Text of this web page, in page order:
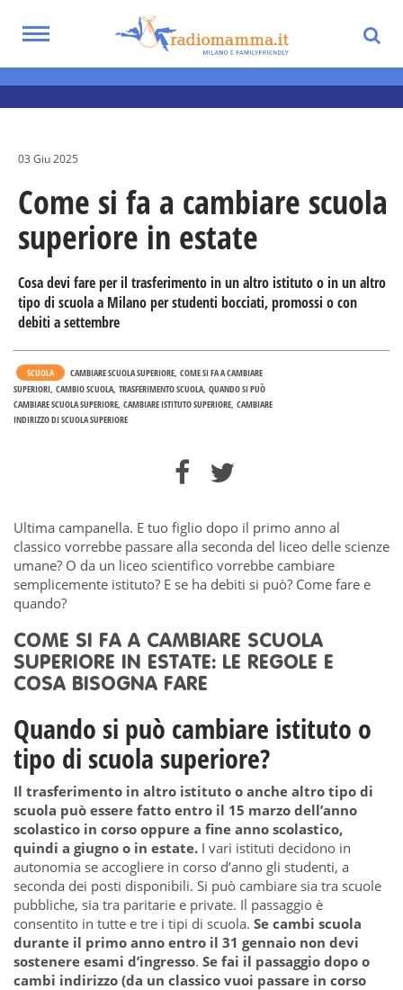
main
Toggle
Notizie utili per i genitori
03 Giu 2025
Come si fa a cambiare scuola
superiore in estate
Cosa devi fare per il trasferimento in un altro istituto o in un altro
tipo di scuola a Milano per studenti bocciati, promossi o con
debiti a settembre
SCUOLA CAMBIARE SCUOLA SUPERIORE COME SI FA A CAMBIARE
SUPERIORI CAMBIO SCUOLA TRASFERIMENTO SCUOLA QUANDO SI PUÒ
CAMBIARE SCUOLA SUPERIORE CAMBIARE ISTITUTO SUPERIORE CAMBIARE
INDIRIZZO DI SCUOLA SUPERIORE
Ultima campanella. E tuo figlio dopo il primo anno al
classico vorrebbe passare alla seconda del liceo delle scienze
umane? O da un liceo scientifico vorrebbe cambiare
semplicemente istituto? E se ha debiti si può? Come fare e
quando?
COME SI FA A CAMBIARE SCUOLA
SUPERIORE IN ESTATE: LE REGOLE E
COSA BISOGNA FARE
Quando si può cambiare istituto o
tipo di scuola superiore?
Il trasferimento in altro istituto o anche altro tipo di
scuola può essere fatto entro il 15 marzo dell’anno
scolastico in corso oppure a fine anno scolastico,
quindi a giugno o in estate. I vari istituti decidono in
autonomia se accogliere in corso d’anno gli studenti, a
seconda dei posti disponibili. Si può cambiare sia tra scuole
pubbliche, sia tra paritarie e private. Il passaggio è
consentito in tutte e tre i tipi di scuola. Se cambi scuola
durante il primo anno entro il 31 gennaio non devi
sostenere esami d’ingresso. Se fai il passaggio dopo o
cambi indirizzo (da un classico vuoi passare in corso